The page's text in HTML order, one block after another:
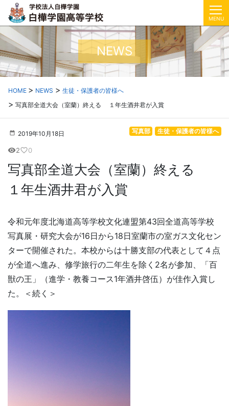
MENU
NEWS
HOME NEWS
生徒・保護者の皆様へ
写真部全道大会（室蘭）終える １年生酒井君が入賞
2019年10月18日 生徒・保護者の皆様へ
写真部
visibility2favorite_border0
写真部全道大会（室蘭）終える
１年生酒井君が入賞
令和元年度北海道高等学校文化連盟第43回全道高等学校
写真展・研究大会が16日から18日室蘭市の室ガス文化セン
ターで開催された。本校からは十勝支部の代表として４点
が全道へ進み、修学旅行の二年生を除く2名が参加、「百
獣の王」（進学・教養コース1年酒井啓伍）が佳作入賞し
た。＜続く＞